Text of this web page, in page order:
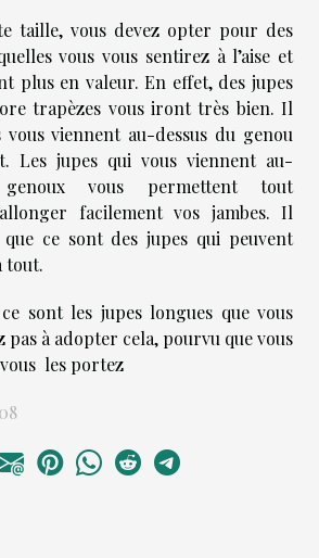
taille, vous devez opter pour des
vous vous sentirez à l’aise et
plus en valeur. En effet, des jupes
trapèzes vous iront très bien. Il
vous viennent au-dessus du genou
Les jupes qui vous viennent au-
vous permettent tout
facilement vos jambes. Il
ce sont des jupes qui peuvent
tout.
sont les jupes longues que vous
pas à adopter cela, pourvu que vous
vous les portez